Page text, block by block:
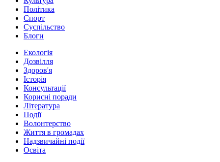
Політика
Спорт
Суспільство
Блоги
Екологія
Дозвілля
Здоров'я
Історія
Консультації
Корисні поради
Література
Події
Волонтерство
Життя в громадах
Надзвичайні події
Освіта